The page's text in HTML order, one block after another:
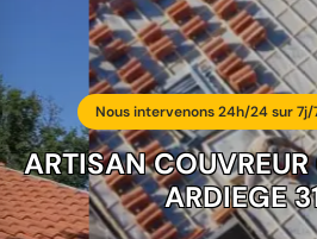
Nous intervenons 24h/24 sur 7j/
ARTISAN
ARDIEGE